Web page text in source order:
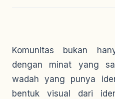
Komunitas bukan
dengan minat yang
wadah yang punya
bentuk visual dari